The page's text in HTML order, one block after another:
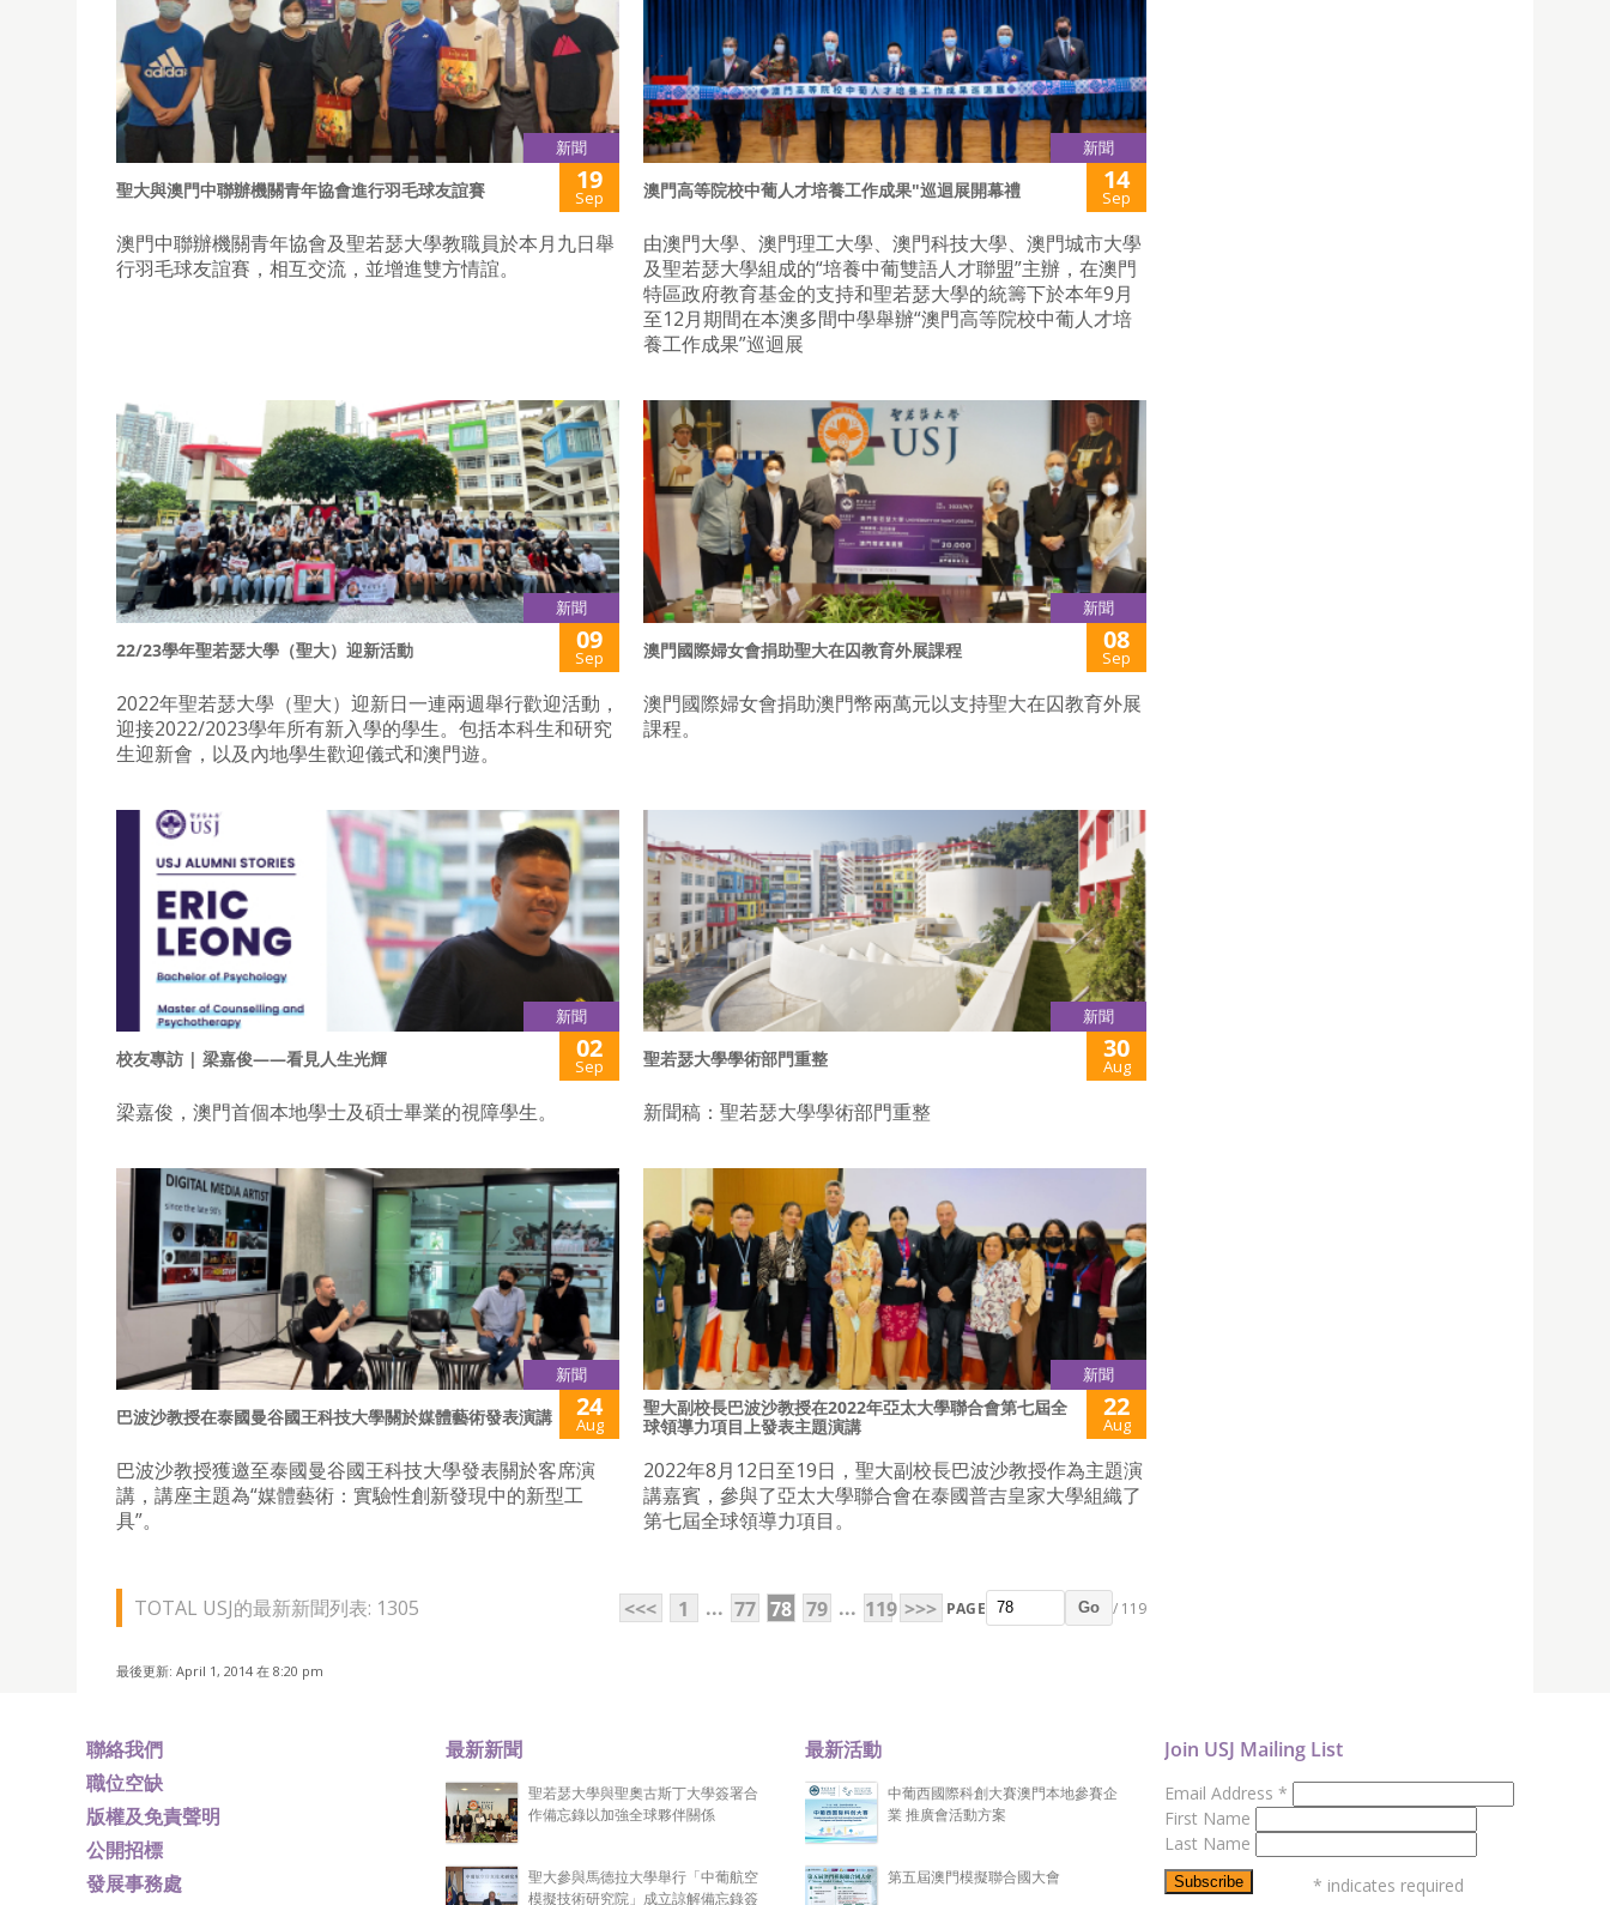
新聞
聖大與澳門中聯辦機關青年協會進行羽毛球友誼賽 19
Sep
澳門中聯辦機關青年協會及聖若瑟大學教職員於本月九日舉
行羽毛球友誼賽，相互交流，並增進雙方情誼。
新聞
澳門高等院校中葡人才培養工作成果"巡迴展開幕禮 14
Sep
由澳門大學、澳門理工大學、澳門科技大學、澳門城市大學
及聖若瑟大學組成的“培養中葡雙語人才聯盟”主辦，在澳門
特區政府教育基金的支持和聖若瑟大學的統籌下於本年9月
至12月期間在本澳多間中學舉辦“澳門高等院校中葡人才培
養工作成果”巡迴展
新聞
22/23學年聖若瑟大學（聖大）迎新活動 09
Sep
2022年聖若瑟大學（聖大）迎新日一連兩週舉行歡迎活動，
迎接2022/2023學年所有新入學的學生。包括本科生和研究
生迎新會，以及內地學生歡迎儀式和澳門遊。
新聞
澳門國際婦女會捐助聖大在囚教育外展課程 08
Sep
澳門國際婦女會捐助澳門幣兩萬元以支持聖大在囚教育外展
課程。
新聞
校友專訪 | 梁嘉俊——看見人生光輝 02
Sep
梁嘉俊，澳門首個本地學士及碩士畢業的視障學生。
新聞
聖若瑟大學學術部門重整 30
Aug
新聞稿：聖若瑟大學學術部門重整
新聞
巴波沙教授在泰國曼谷國王科技大學關於媒體藝術發表演講 24
Aug
巴波沙教授獲邀至泰國曼谷國王科技大學發表關於客席演
講，講座主題為“媒體藝術：實驗性創新發現中的新型工
具”。
新聞
聖大副校長巴波沙教授在2022年亞太大學聯合會第七屆全
球領導力項目上發表主題演講
22
Aug
2022年8月12日至19日，聖大副校長巴波沙教授作為主題演
講嘉賓，參與了亞太大學聯合會在泰國普吉皇家大學組織了
第七屆全球領導力項目。
TOTAL USJ的最新新聞列表: 1305 <<< 1 ... 77 78 79 ... 119 >>> PAGE Go / 119
最後更新: April 1, 2014 在 8:20 pm
聯絡我們
職位空缺
版權及免責聲明
公開招標
發展事務處
最新新聞
聖若瑟大學與聖奧古斯丁大學簽署合
作備忘錄以加強全球夥伴關係
聖大參與馬德拉大學舉行「中葡航空
模擬技術研究院」成立諒解備忘錄簽
最新活動
中葡西國際科創大賽澳門本地參賽企
業 推廣會活動方案
第五屆澳門模擬聯合國大會
Join USJ Mailing List
Email Address *
First Name
Last Name
* indicates required